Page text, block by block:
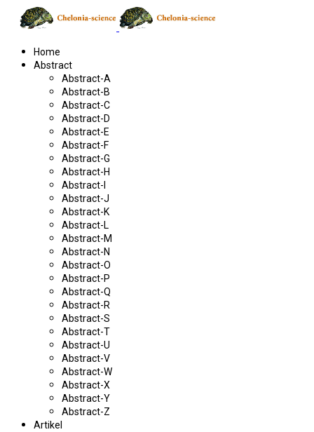
Home
Abstract
Abstract-A
Abstract-B
Abstract-C
Abstract-D
Abstract-E
Abstract-F
Abstract-G
Abstract-H
Abstract-I
Abstract-J
Abstract-K
Abstract-L
Abstract-M
Abstract-N
Abstract-O
Abstract-P
Abstract-Q
Abstract-R
Abstract-S
Abstract-T
Abstract-U
Abstract-V
Abstract-W
Abstract-X
Abstract-Y
Abstract-Z
Artikel